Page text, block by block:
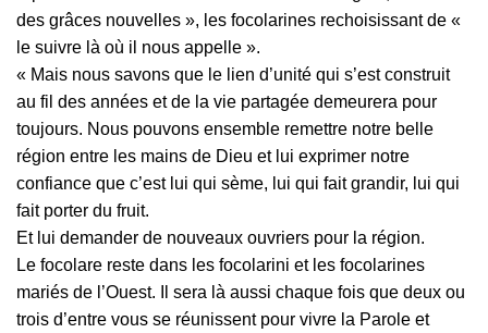
des grâces nouvelles », les focolarines rechoisissant de «
le suivre là où il nous appelle ».
« Mais nous savons que le lien d’unité qui s’est construit
au fil des années et de la vie partagée demeurera pour
toujours. Nous pouvons ensemble remettre notre belle
région entre les mains de Dieu et lui exprimer notre
confiance que c’est lui qui sème, lui qui fait grandir, lui qui
fait porter du fruit.
Et lui demander de nouveaux ouvriers pour la région.
Le focolare reste dans les focolarini et les focolarines
mariés de l’Ouest. Il sera là aussi chaque fois que deux ou
trois d’entre vous se réunissent pour vivre la Parole et